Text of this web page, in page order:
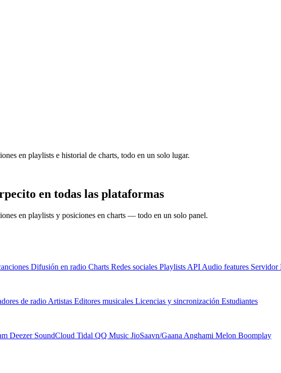
en playlists e historial de charts, todo en un solo lugar.
en todas las plataformas
en playlists y posiciones en charts — todo en un solo panel.
Difusión en radio Charts Redes sociales Playlists API Audio features Servidor
de radio Artistas Editores musicales Licencias y sincronización Estudiantes
Deezer SoundCloud Tidal QQ Music JioSaavn/Gaana Anghami Melon Boomplay